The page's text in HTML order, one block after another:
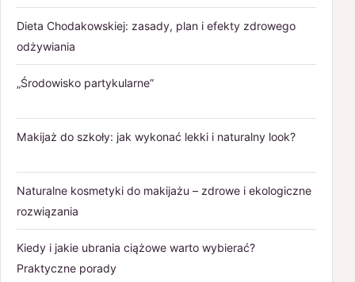
Dieta Chodakowskiej: zasady, plan i efekty zdrowego
odżywiania
„Środowisko partykularne”
Makijaż do szkoły: jak wykonać lekki i naturalny look?
Naturalne kosmetyki do makijażu – zdrowe i ekologiczne
rozwiązania
Kiedy i jakie ubrania ciążowe warto wybierać?
Praktyczne porady